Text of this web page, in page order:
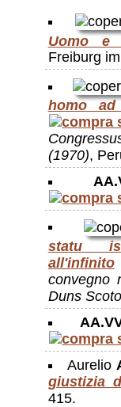
Uomo e
Freiburg
homo
(1970),
statu
all'infinito
convegno
Duns
Aurelio
giustizia
415.